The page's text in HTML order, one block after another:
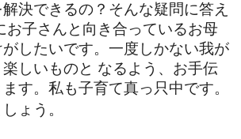
決できるの？そんな疑問に答え
お子さんと向き合っているお母
したいです。一度しかない我が
しいものと なるよう、お手伝
す。私も子育て真っ只中です。
ょう。